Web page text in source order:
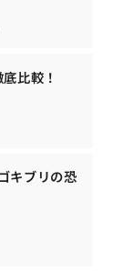
比較！
キブリの恐